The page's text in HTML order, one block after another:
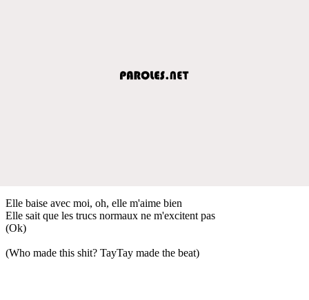
Elle baise avec moi, oh, elle m'aime bien
Elle sait que les trucs normaux ne m'excitent pas
(Ok)
(Who made this shit? TayTay made the beat)